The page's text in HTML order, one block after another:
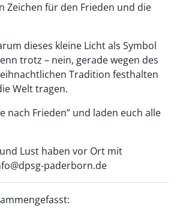
Zeichen für den Frieden und die
dieses kleine Licht als Symbol
trotz – nein, gerade wegen des
Tradition festhalten
Welt tragen.
nach Frieden” und laden euch alle
Lust haben vor Ort mit
paderborn.de